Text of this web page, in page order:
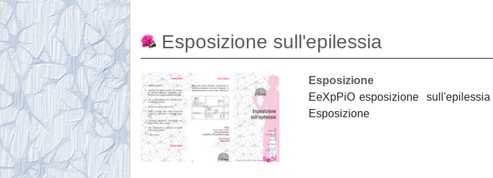
Esposizione sull'epilessia
Esposizione
EeXpPiO esposizione
Esposizione